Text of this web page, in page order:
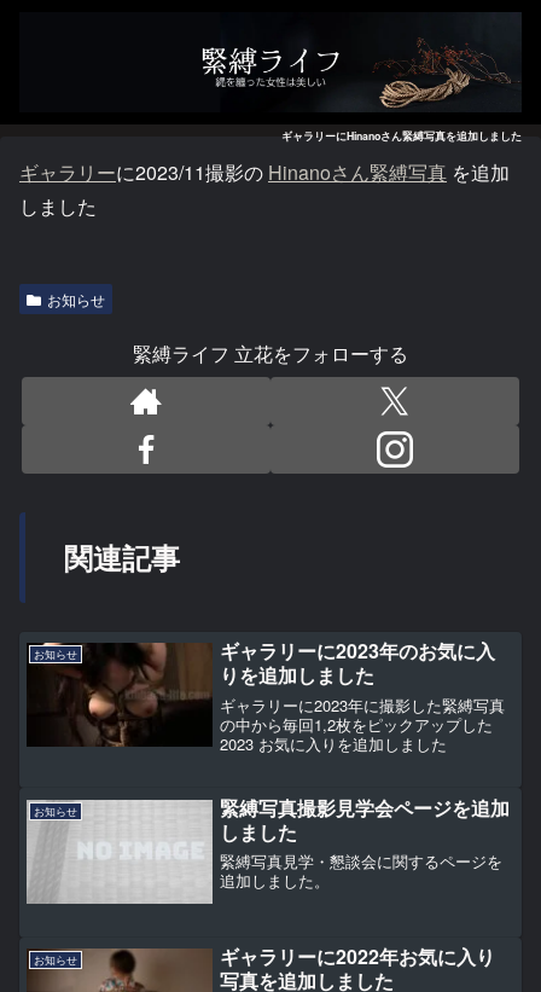
ギャラリーにHinanoさん緊縛写真を追加しました
ギャラリーに2023/11撮影の Hinanoさん緊縛写真 を追加
しました
お知らせ
緊縛ライフ 立花をフォローする
関連記事
お知らせ
ギャラリーに2023年のお気に入
りを追加しました
ギャラリーに2023年に撮影した緊縛写真
の中から毎回1,2枚をピックアップした
2023 お気に入りを追加しました
お知らせ
緊縛写真撮影見学会ページを追加
しました
緊縛写真見学・懇談会に関するページを
追加しました。
お知らせ
ギャラリーに2022年お気に入り
写真を追加しました